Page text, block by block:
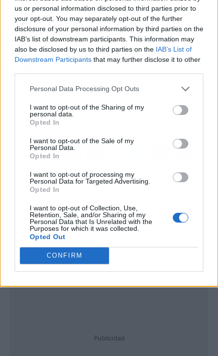
us or personal information disclosed to third parties prior to
your opt-out. You may separately opt-out of the further
disclosure of your personal information by third parties on the
IAB’s list of downstream participants. This information may
also be disclosed by us to third parties on the IAB’s List of
Downstream Participants that may further disclose it to other
Personal Data Processing Opt Outs
I want to opt-out of the Sharing of my
personal data.
Opted In
I want to opt-out of the Sale of my
Personal Data.
Opted In
I want to opt-out of processing my
Personal Data for Targeted Advertising.
Opted In
I want to opt-out of Collection, Use,
Retention, Sale, and/or Sharing of my
Personal Data that Is Unrelated with the
Purposes for which it was collected.
Opted Out
CONFIRM
desafíos reales de cada equipo.
Abogados resuelve
conflictos mercantiles
empresas en Madrid y
Barcelona
las soluciones reales
que ofrecen los
de Cerrajero Técnico
Publicidad